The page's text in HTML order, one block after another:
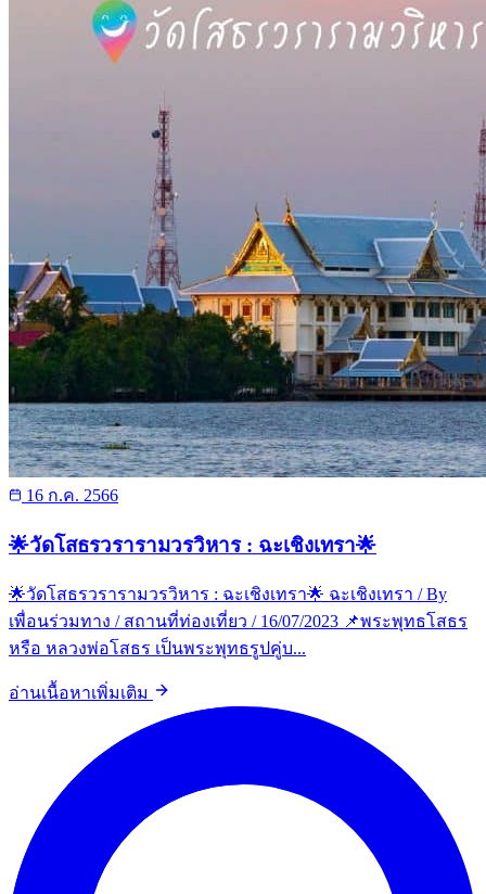
16 ก.ค. 2566
🌟วัดโสธรวรารามวรวิหาร : ฉะเชิงเทรา🌟
🌟วัดโสธรวรารามวรวิหาร : ฉะเชิงเทรา🌟 ฉะเชิงเทรา / By
เพื่อนร่วมทาง / สถานที่ท่องเที่ยว / 16/07/2023 📌พระพุทธโสธร
หรือ หลวงพ่อโสธร เป็นพระพุทธรูปคู่บ...
อ่านเนื้อหาเพิ่มเติม